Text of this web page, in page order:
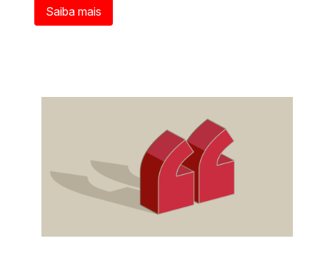
Saiba mais